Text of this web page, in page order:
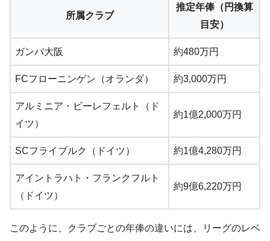
所属クラブ
推定年俸（円換算
目安）
ガンバ大阪 約480万円
FCフローニンゲン（オランダ） 約3,000万円
アルミニア・ビーレフェルト（ド
イツ）
約1億2,000万円
SCフライブルク（ドイツ） 約1億4,280万円
アイントラハト・フランクフルト
（ドイツ）
約9億6,220万円
このように、クラブごとの年俸の違いには、リーグのレベ